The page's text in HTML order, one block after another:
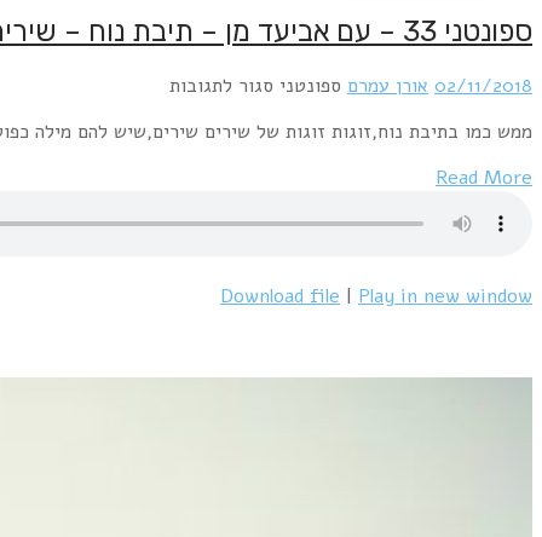
כבר על האש. אשמח לקבל הצעות נוספות! 🙂שבת שלום!